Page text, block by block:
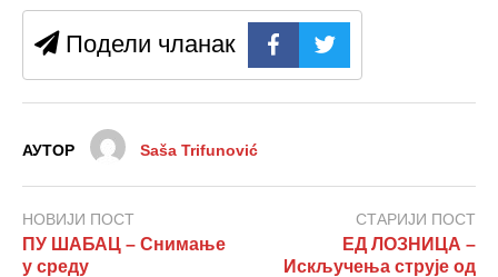
Подели чланак
АУТОР Saša Trifunović
НОВИЈИ ПОСТ
ПУ ШАБАЦ – Снимање
у среду
СТАРИЈИ ПОСТ
ЕД ЛОЗНИЦА –
Искључења струје од